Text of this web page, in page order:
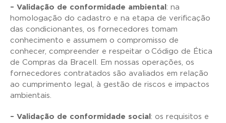
– Validação de conformidade ambiental : na
homologação do cadastro e na etapa de verificação
das condicionantes, os fornecedores tomam
conhecimento e assumem o compromisso de
conhecer, compreender e respeitar o Código de Ética
de Compras da Bracell. Em nossas operações, os
fornecedores contratados são avaliados em relação
ao cumprimento legal, à gestão de riscos e impactos
ambientais.
– Validação de conformidade social : os requisitos e